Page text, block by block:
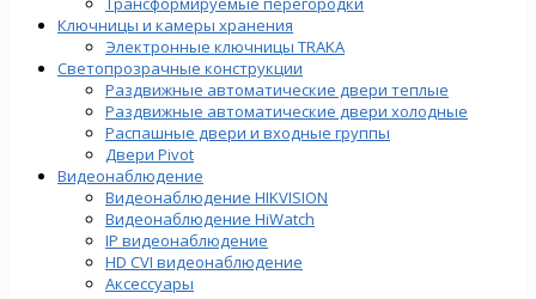
Ключницы и камеры хранения
Электронные ключницы TRAKA
Светопрозрачные конструкции
Раздвижные автоматические двери теплые
Раздвижные автоматические двери холодные
Распашные двери и входные группы
Двери Pivot
Видеонаблюдение
Видеонаблюдение HIKVISION
Видеонаблюдение HiWatch
IP видеонаблюдение
HD CVI видеонаблюдение
Аксессуары